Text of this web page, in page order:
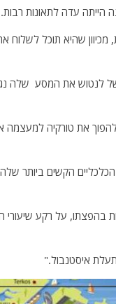
הייתה עדה לתאונות רבות.
מכיוון שהיא תוכל
לנטוש את המסע שלה
את טורקיה למעצמה
הקשים ביותר
בהפצתו, על רקע שיעורי
איסטנבול."